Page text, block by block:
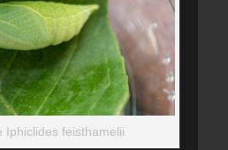
Iphiclides feisthamelii